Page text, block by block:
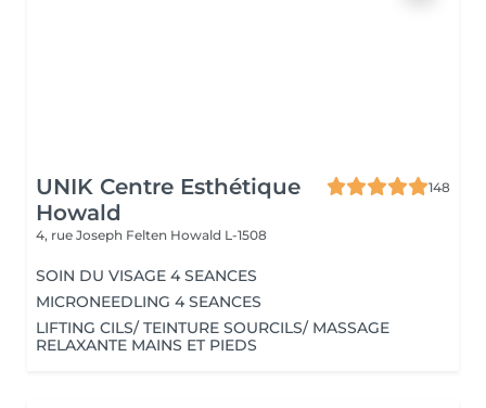
UNIK Centre Esthétique
Howald
148
4, rue Joseph Felten Howald L-1508
SOIN DU VISAGE 4 SEANCES
MICRONEEDLING 4 SEANCES
LIFTING CILS/ TEINTURE SOURCILS/ MASSAGE
RELAXANTE MAINS ET PIEDS